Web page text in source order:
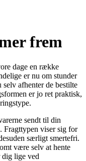
frem
dage en række
er nu om stunder
afhenter de bestilte
er jo ret praktisk,
sendt til din
Fragttypen viser sig for
særligt smertefri.
være selv at hente
dig lige ved